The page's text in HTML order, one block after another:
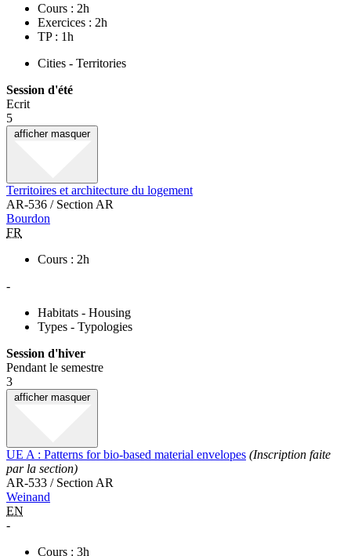
Cours : 2h
Exercices : 2h
TP : 1h
Cities - Territories
Session d'été
Ecrit
5
afficher masquer
Territoires et architecture du logement
AR-536 / Section AR
Bourdon
FR
Cours : 2h
-
Habitats - Housing
Types - Typologies
Session d'hiver
Pendant le semestre
3
afficher masquer
UE A : Patterns for bio-based material envelopes (Inscription faite
par la section)
AR-533 / Section AR
Weinand
EN
-
Cours : 3h